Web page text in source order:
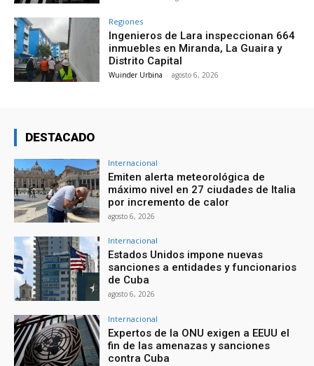
Regiones
Ingenieros de Lara inspeccionan 664
inmuebles en Miranda, La Guaira y
Distrito Capital
Wuinder Urbina - agosto 6, 2026
DESTACADO
Internacional
Emiten alerta meteorológica de
máximo nivel en 27 ciudades de Italia
por incremento de calor
agosto 6, 2026
Internacional
Estados Unidos impone nuevas
sanciones a entidades y funcionarios
de Cuba
agosto 6, 2026
Internacional
Expertos de la ONU exigen a EEUU el
fin de las amenazas y sanciones
contra Cuba